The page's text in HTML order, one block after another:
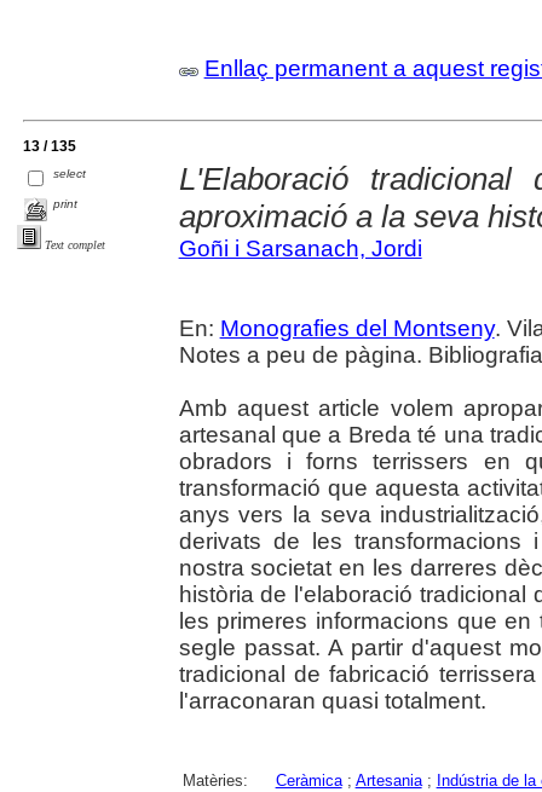
Enllaç permanent a aquest
13 / 135
select
print
Text complet
L'Elaboració
aproximació a la seva
Goñi i Sarsanach, Jordi
En: Monografies del Montseny.
Notes a peu de pàgina.
Amb aquest article volem
artesanal que a Breda té una
obradors i forns terrissers en
transformació que aquesta
anys vers la seva
derivats de les
nostra societat en les darreres
història de l'elaboració
les primeres informacions que
segle passat. A partir d'aquest
tradicional de fabricació
l'arraconaran quasi totalment.
Matèries: Ceràmica; Artesania; Indústria de